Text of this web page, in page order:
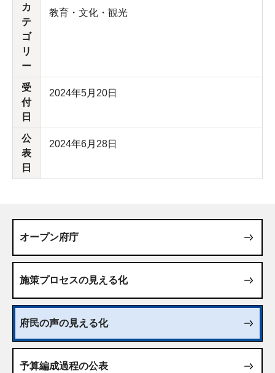
カ
テ
ゴ
リ
ー
教育・文化・観光
受
付
日
2024年5月20日
公
表
日
2024年6月28日
オープン府庁
施策プロセスの見える化
府民の声の見える化
予算編成過程の公表